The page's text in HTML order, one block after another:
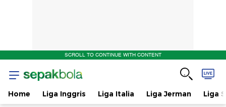
SCROLL TO CONTINUE WITH CONTENT
Home Liga Inggris Liga Italia Liga Jerman Liga